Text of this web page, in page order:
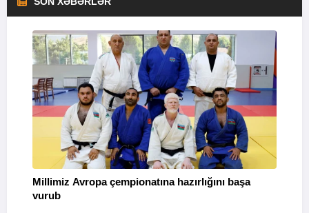
Millimiz Avropa çempionatına hazırlığını başa
vurub